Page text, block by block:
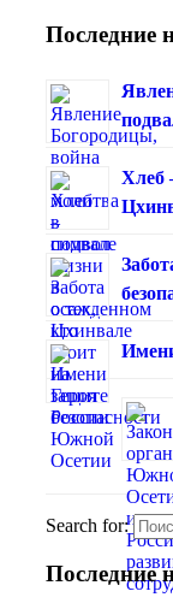
Последние
Хлеб
Search for:
Последние